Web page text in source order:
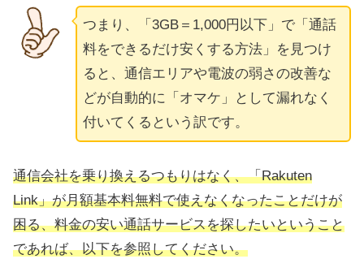
つまり、「3GB＝1,000円以下」で「通話
料をできるだけ安くする方法」を見つけ
ると、通信エリアや電波の弱さの改善な
どが自動的に「オマケ」として漏れなく
付いてくるという訳です。
通信会社を乗り換えるつもりはなく、「Rakuten
Link」が月額基本料無料で使えなくなったことだけが
困る、料金の安い通話サービスを探したいということ
であれば、以下を参照してください。